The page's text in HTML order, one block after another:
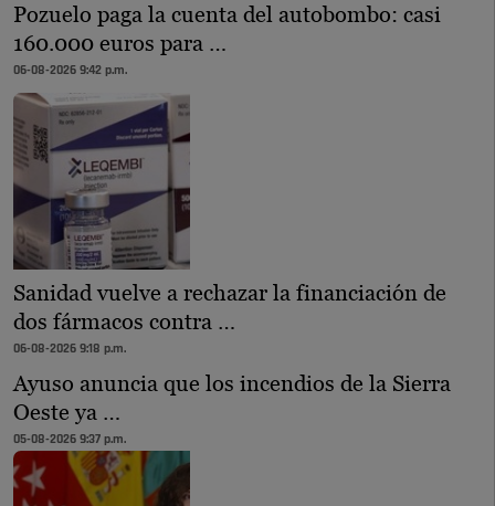
Pozuelo paga la cuenta del autobombo: casi
160.000 euros para …
06-08-2026 9:42 p.m.
Sanidad vuelve a rechazar la financiación de
dos fármacos contra …
06-08-2026 9:18 p.m.
Ayuso anuncia que los incendios de la Sierra
Oeste ya …
05-08-2026 9:37 p.m.